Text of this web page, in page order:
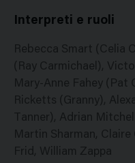
Interpreti e ruoli
Rebecca Smart (Celia
(Ray Carmichael),
Mary-Anne Fahey (Pat
Ricketts (Granny),
Tanner), Adrian
Martin Sharman,
Frid, William Zappa